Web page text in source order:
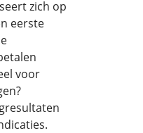
zich op
eerste
voor